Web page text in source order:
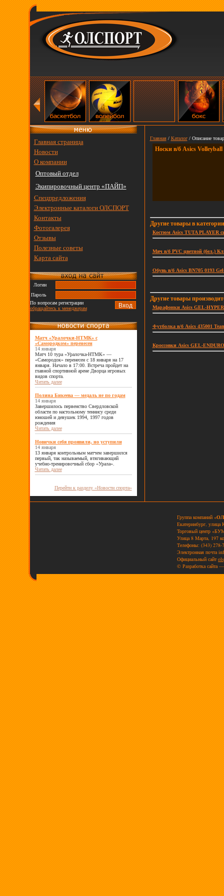
Главная страница
Новости
О компании
Оптовый отдел
Экипировочный центр «ПАЙП»
Спецпредложения
Электронные каталоги ОЛСПОРТ
Контакты
Фотогалерея
Отзывы
Полезные советы
Карта сайта
Логин
Пароль
По вопросам регистрации
обращайтесь к менеджерам
Матч «Уралочки-НТМК» с
«Самородком» перенесен
14 января
Матч 10 тура «Уралочка-НТМК» —
«Самородок» перенесен с 18 января на 17
января. Начало в 17:00. Встреча пройдет на
главной спортивной арене Дворца игровых
видов спорта.
Читать далее
Полина Бикеева — медаль не по годам
14 января
Завершилось первенство Свердловской
области по настольному теннису среди
юношей и девушек 1994, 1997 годов
рождения
Читать далее
Новички себя проявили, но уступили
14 января
13 января контрольным матчем завершился
первый, так называемый, втягивающий
учебно-тренировочный сбор «Урала».
Читать далее
Перейти к разделу «Новости спорта»
Главная/ Каталог/ Описание
Носки в/б Asics
Другие товары в
Костюм Asics TUTA PLAYER
Мяч в/б PVC цветной (бел.)
Обувь в/б Asics BN705 0193
Другие товары
Марафонки Asics GEL-HYPER
Футболка в/б Asics 435001
Кроссовки Asics GEL-
Группа компаний «
Екатеринбург,
Торговый центр
Улица 8 Марта, 197
Телефоны: (343) 278-
Электронная почта
Официальный сайт
© Разработка сайта